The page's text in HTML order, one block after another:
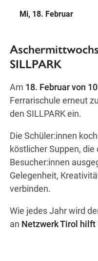
Mi, 18. Februar
SILLPARK
Am 18. Februar von
Ferrarischule erneut
den SILLPARK ein.
Die Schüler:innen
köstlicher Suppen,
Besucher:innen
Gelegenheit,
verbinden.
Wie jedes Jahr wird
an Netzwerk Tirol hilft